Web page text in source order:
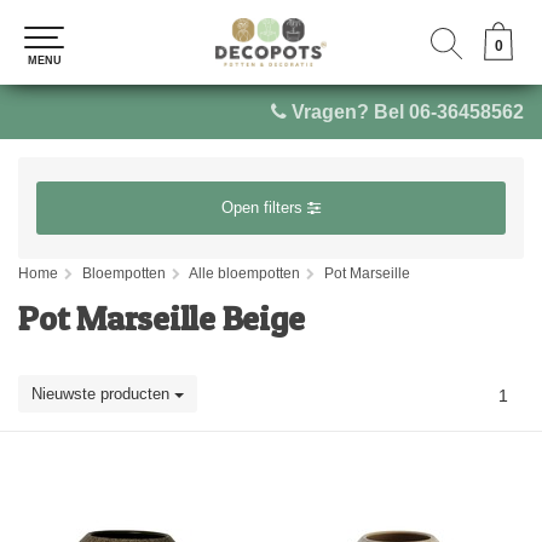
Vragen? Bel 06-36458562
0
MENU
0
MENU
Open filters
Home Bloempotten Alle bloempotten Pot Marseille
Pot Marseille Beige
Nieuwste producten 1